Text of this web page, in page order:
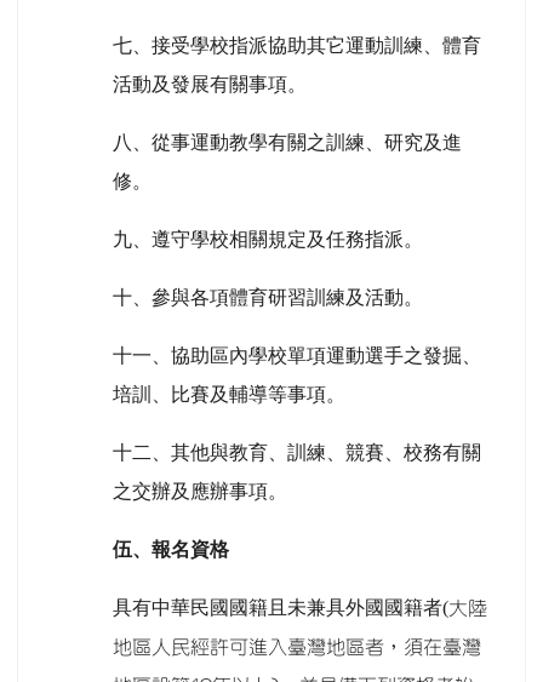
七、接受學校指派協助其它運動訓練、體育
活動及發展有關事項。
八、從事運動教學有關之訓練、研究及進
修。
九、遵守學校相關規定及任務指派。
十、參與各項體育研習訓練及活動。
十一、協助區內學校單項運動選手之發掘、
培訓、比賽及輔導等事項。
十二、其他與教育、訓練、競賽、校務有關
之交辦及應辦事項。
伍、報名資格
具有中華民國國籍且未兼具外國國籍者(大陸
地區人民經許可進入臺灣地區者，須在臺灣